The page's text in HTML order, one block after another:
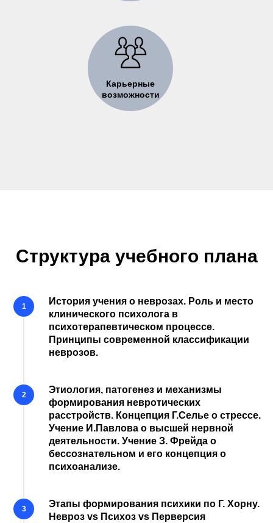
Карьерные
возможности
Структура учебного плана
История учения о неврозах. Роль и место
клинического психолога в
психотерапевтическом процессе.
Принципы современной классификации
неврозов.
Этиология, патогенез и механизмы
формирования невротических
расстройств. Концепция Г.Селье о стрессе.
Учение И.Павлова о высшей нервной
деятельности. Учение З. Фрейда о
бессознательном и его концепция о
психоанализе.
Этапы формирования психики по Г. Хорну.
Невроз vs Психоз vs Перверсия